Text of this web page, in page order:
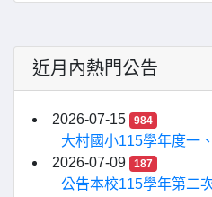
近月內熱門公告
2026-07-15 984
大村國小115學年度一
2026-07-09
187
公告本校115學年第二